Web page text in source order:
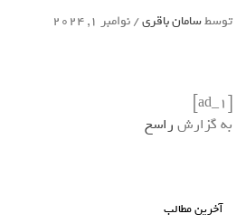
توسطسامان باقری/نوامبر 1, 2024
[ad_1]
به گزارش راسخ
آخرین مطالب